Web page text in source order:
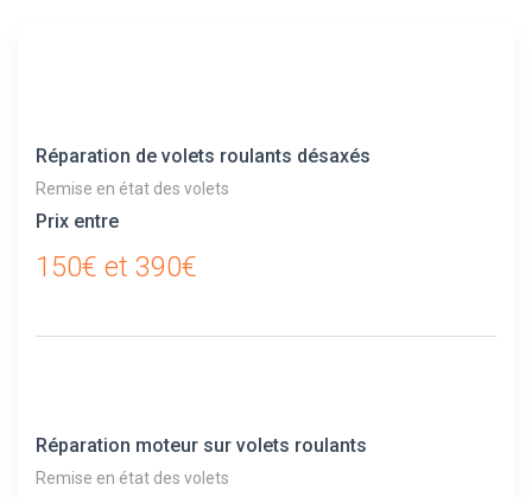
Réparation de volets roulants désaxés
Remise en état des volets
Prix entre
150€ et 390€
Réparation moteur sur volets roulants
Remise en état des volets